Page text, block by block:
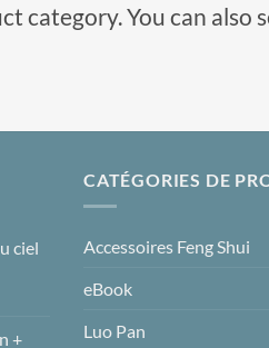
category. You can also
ciel
+
CATÉGORIES DE
Accessoires Feng Shui
eBook
Luo Pan